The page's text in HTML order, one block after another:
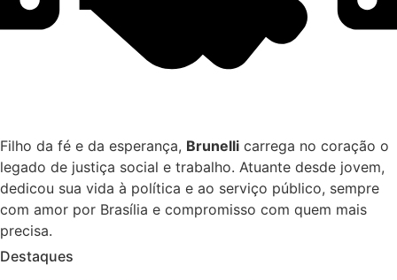
Filho da fé e da esperança, Brunelli carrega no coração o
legado de justiça social e trabalho. Atuante desde jovem,
dedicou sua vida à política e ao serviço público, sempre
com amor por Brasília e compromisso com quem mais
precisa.
Destaques